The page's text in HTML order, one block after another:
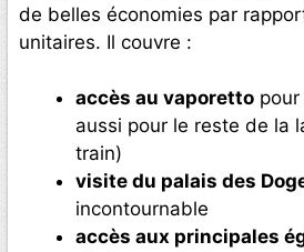
de belles économies par
unitaires. Il couvre :
accès au vaporetto
aussi pour le reste de la
train)
visite du palais des
incontournable
accès aux principales